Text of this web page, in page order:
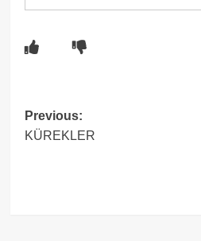
Post
navigation
Previous:
KÜREKLER